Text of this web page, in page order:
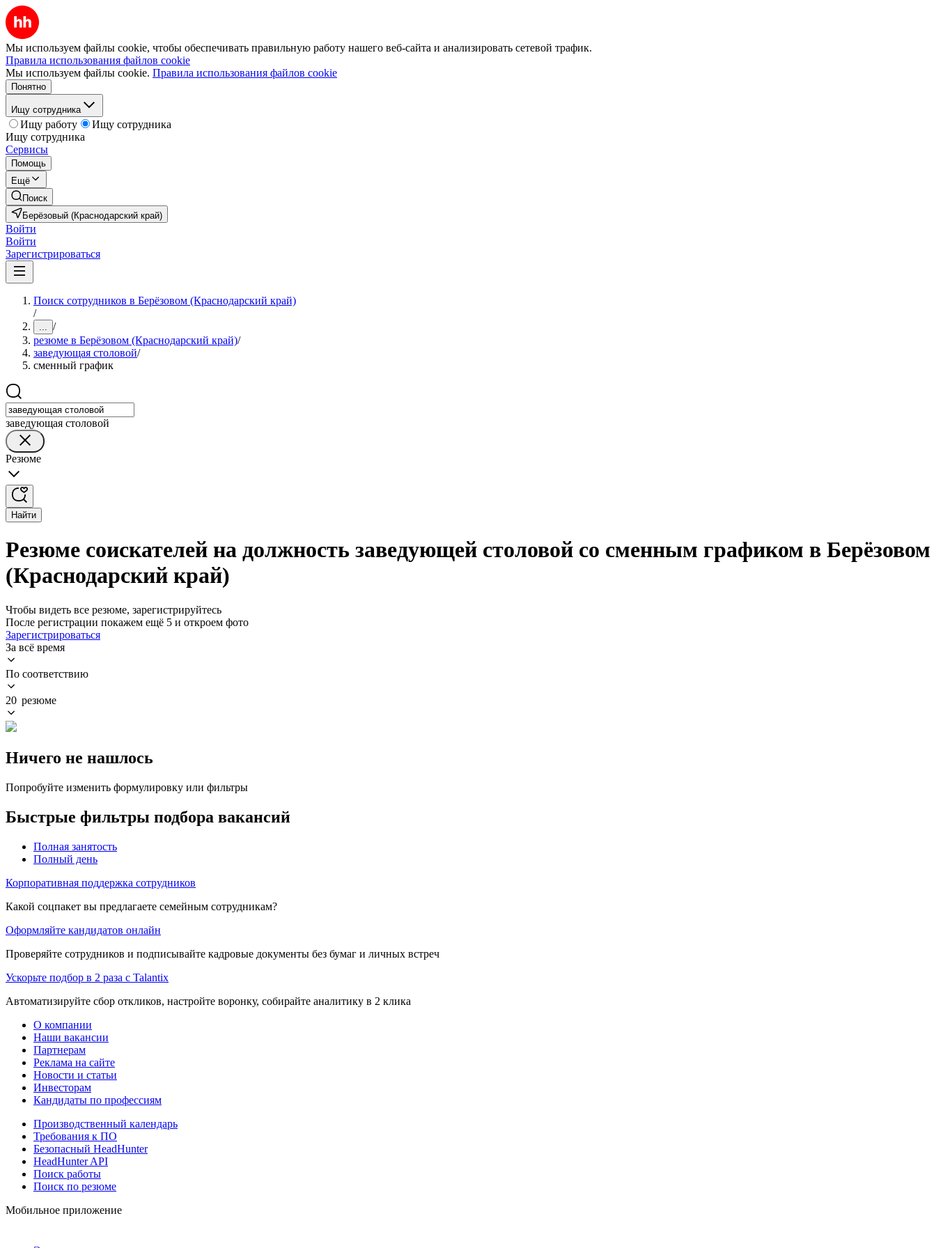
Мы используем файлы cookie, чтобы обеспечивать правильную работу нашего веб-сайта и анализировать сетевой трафик.
Правила использования файлов cookie
Мы используем файлы cookie. Правила использования файлов cookie
Понятно
Ищу сотрудника
Ищу работу
Ищу сотрудника
Ищу сотрудника
Сервисы
Помощь
Ещё
Поиск
Берёзовый (Краснодарский край)
Войти
Войти
Зарегистрироваться
Поиск сотрудников в Берёзовом (Краснодарский край)
/
... /
резюме в Берёзовом (Краснодарский край)/
заведующая столовой/
сменный график
заведующая столовой
Резюме
Найти
Резюме соискателей на должность заведующей столовой со сменным графиком в Берёзовом
(Краснодарский край)
Чтобы видеть все резюме, зарегистрируйтесь
После регистрации покажем ещё 5 и откроем фото
Зарегистрироваться
За всё время
По соответствию
20 резюме
Ничего не нашлось
Попробуйте изменить формулировку или фильтры
Быстрые фильтры подбора вакансий
Полная занятость
Полный день
Корпоративная поддержка сотрудников
Какой соцпакет вы предлагаете семейным сотрудникам?
Оформляйте кандидатов онлайн
Проверяйте сотрудников и подписывайте кадровые документы без бумаг и личных встреч
Ускорьте подбор в 2 раза с Talantix
Автоматизируйте сбор откликов, настройте воронку, собирайте аналитику в 2 клика
О компании
Наши вакансии
Партнерам
Реклама на сайте
Новости и статьи
Инвесторам
Кандидаты по профессиям
Производственный календарь
Требования к ПО
Безопасный HeadHunter
HeadHunter API
Поиск работы
Поиск по резюме
Мобильное приложение